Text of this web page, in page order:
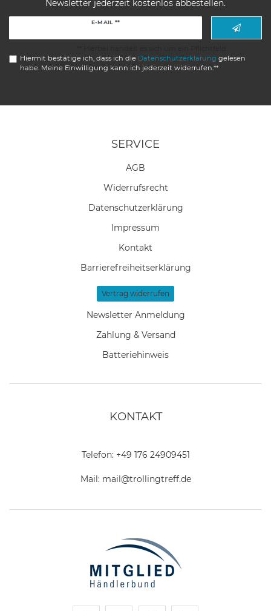
Newsletter jederzeit kostenlos abbestellen.
E-MAIL **
Hiermit bestätige ich, dass ich die Daten­schutz­erklärung gelesen
habe. Meine Einwilligung kann ich jederzeit widerrufen.**
SERVICE
AGB
Widerrufs­recht
Daten­schutz­erklärung
Impressum
Kontakt
Barrierefreiheitserklärung
Vertrag widerrufen
Newsletter Anmeldung
Zahlung & Versand
Batteriehinweis
KONTAKT
Telefon: +49 176 24909451
Mail: mail@trollingtreff.de